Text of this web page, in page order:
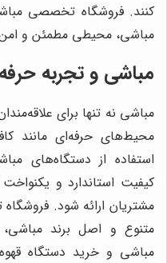
کنند. فروشگاه تخصصی
مباشی، محیطی مطمئن و
مباشی و تجربه
مباشی نه تنها برای
محیط‌های حرفه‌ای مانند
استفاده از دستگاه‌های
کیفیت استاندارد و
مشتریان ارائه شود.
متنوع و اصل برند
مباشی و خرید دستگاه